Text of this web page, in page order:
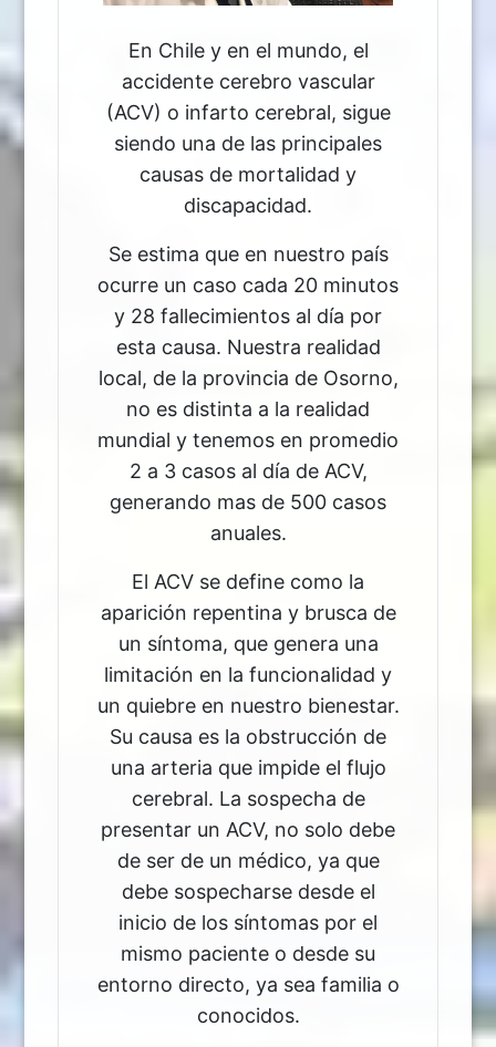
En Chile y en el mundo, el
accidente cerebro vascular
(ACV) o infarto cerebral, sigue
siendo una de las principales
causas de mortalidad y
discapacidad.
Se estima que en nuestro país
ocurre un caso cada 20 minutos
y 28 fallecimientos al día por
esta causa. Nuestra realidad
local, de la provincia de Osorno,
no es distinta a la realidad
mundial y tenemos en promedio
2 a 3 casos al día de ACV,
generando mas de 500 casos
anuales.
El ACV se define como la
aparición repentina y brusca de
un síntoma, que genera una
limitación en la funcionalidad y
un quiebre en nuestro bienestar.
Su causa es la obstrucción de
una arteria que impide el flujo
cerebral. La sospecha de
presentar un ACV, no solo debe
de ser de un médico, ya que
debe sospecharse desde el
inicio de los síntomas por el
mismo paciente o desde su
entorno directo, ya sea familia o
conocidos.